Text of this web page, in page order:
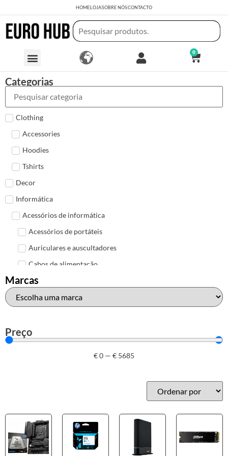
HOMELOJASOBRE NÓSCONTACTO
0
Categorias
Clothing
Accessories
Hoodies
Tshirts
Decor
Informática
Acessórios de informática
Acessórios de portáteis
Auriculares e auscultadores
Cabos de alimentação
Colunas de Som
Hubs
Mais acessórios USB
HP
Outros acessórios de informática
Marcas
Preço
€0 — € 5685